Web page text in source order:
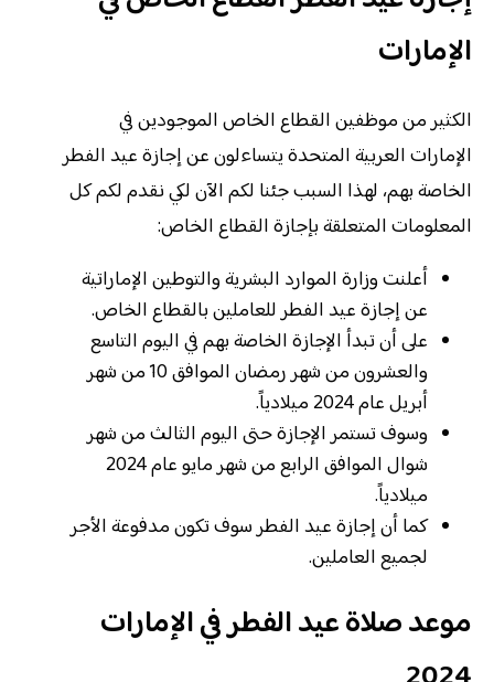
الإمارات
الكثير من موظفين القطاع الخاص الموجودين في
الإمارات العربية المتحدة يتساءلون عن إجازة عيد الفطر
الخاصة بهم، لهذا السبب جئنا لكم الآن لكي نقدم لكم كل
المعلومات المتعلقة بإجازة القطاع الخاص:
أعلنت وزارة الموارد البشرية والتوطين الإماراتية
عن إجازة عيد الفطر للعاملين بالقطاع الخاص.
على أن تبدأ الإجازة الخاصة بهم في اليوم التاسع
والعشرون من شهر رمضان الموافق 10 من شهر
أبريل عام 2024 ميلادياً.
وسوف تستمر الإجازة حتى اليوم الثالث من شهر
شوال الموافق الرابع من شهر مايو عام 2024
ميلادياً.
كما أن إجازة عيد الفطر سوف تكون مدفوعة الأجر
لجميع العاملين.
موعد صلاة عيد الفطر في الإمارات